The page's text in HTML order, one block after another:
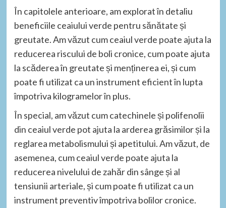
În capitolele anterioare, am explorat în detaliu
beneficiile ceaiului verde pentru sănătate și
greutate. Am văzut cum ceaiul verde poate ajuta la
reducerea riscului de boli cronice, cum poate ajuta
la scăderea în greutate și menținerea ei, și cum
poate fi utilizat ca un instrument eficient în lupta
împotriva kilogramelor în plus.
În special, am văzut cum catechinele și polifenolii
din ceaiul verde pot ajuta la arderea grăsimilor și la
reglarea metabolismului și apetitului. Am văzut, de
asemenea, cum ceaiul verde poate ajuta la
reducerea nivelului de zahăr din sânge și al
tensiunii arteriale, și cum poate fi utilizat ca un
instrument preventiv împotriva bolilor cronice.